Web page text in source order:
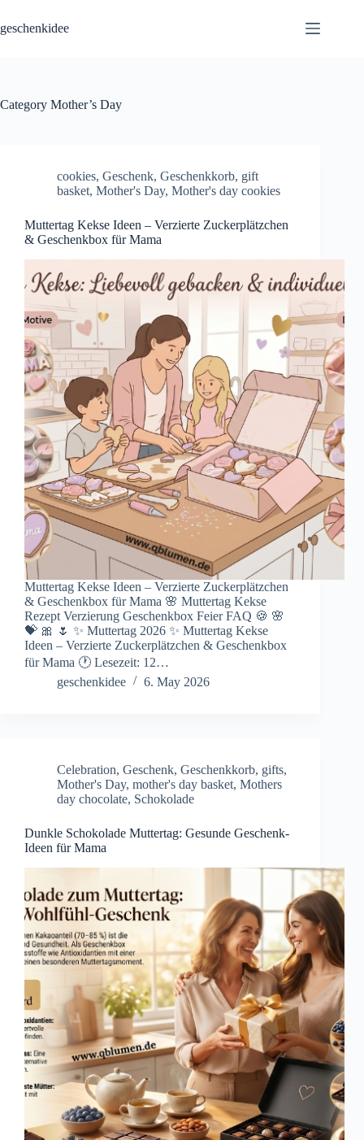
content
geschenkidee
Category Mother’s Day
cookies, Geschenk, Geschenkkorb, gift
basket, Mother's Day, Mother's day cookies
Muttertag Kekse Ideen – Verzierte Zuckerplätzchen
& Geschenkbox für Mama
Muttertag Kekse Ideen – Verzierte Zuckerplätzchen
& Geschenkbox für Mama 🌸 Muttertag Kekse
Rezept Verzierung Geschenkbox Feier FAQ 🍪 🌸
💝 🎀 🌷 ✨ Muttertag 2026 ✨ Muttertag Kekse
Ideen – Verzierte Zuckerplätzchen & Geschenkbox
für Mama 🕐 Lesezeit: 12…
geschenkidee
6. May 2026
Celebration, Geschenk, Geschenkkorb, gifts,
Mother's Day, mother's day basket, Mothers
day chocolate, Schokolade
Dunkle Schokolade Muttertag: Gesunde Geschenk-
Ideen für Mama